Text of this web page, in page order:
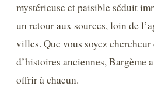
mystérieuse et paisible séduit
un retour aux sources, loin de
villes. Que vous soyez chercheur
d’histoires anciennes, Bargème
offrir à chacun.